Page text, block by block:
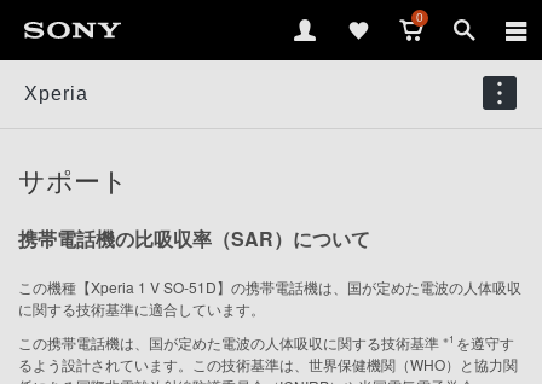
0
Xperia
サポート
携帯電話機の比吸収率（SAR）について
この機種【Xperia 1 V SO-51D】の携帯電話機は、国が定めた電波の人体吸収
に関する技術基準に適合しています。
この携帯電話機は、国が定めた電波の人体吸収に関する技術基準 ※1 を遵守す
るよう設計されています。この技術基準は、世界保健機関（WHO）と協力関